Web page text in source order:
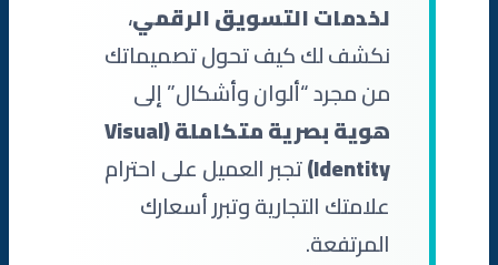
لخدمات التسويق الرقمي،
نكشف لك كيف تحول تصميماتك
من مجرد “ألوان وأشكال” إلى
هوية بصرية متكاملة (Visual
Identity) تجبر العميل على احترام
علامتك التجارية وتبرر أسعارك
المرتفعة.